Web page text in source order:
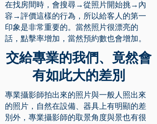
在找房間時，會搜尋→從照片開始挑→內
容→評價這樣的行為，所以給客人的第一
印象是非常重要的。當然照片很漂亮的
話，點擊率增加，當然預約數也會增加。
交給專業的我們、竟然會
有如此大的差別
專業攝影師拍出來的照片與一般人照出來
的照片，自然在設備、器具上有明顯的差
別外，專業攝影師的取景角度與景也有很